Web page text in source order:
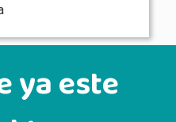
ya este